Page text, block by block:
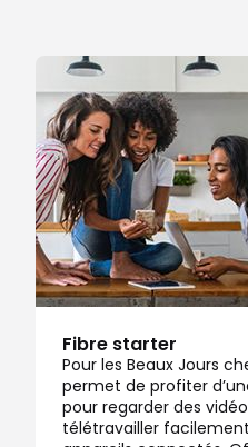
Voir la
7
14.73 km
Boutique
11 rue de Rivoli
75004 Paris
4,6/5Note de 4.6
Certifié par
Fermé
Voir la
Fibre starter
Pour les Beaux Jours
permet de profiter
pour regarder des
télétravailler